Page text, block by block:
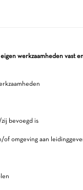
werkzaamheden vast
bevoegd is
of omgeving aan